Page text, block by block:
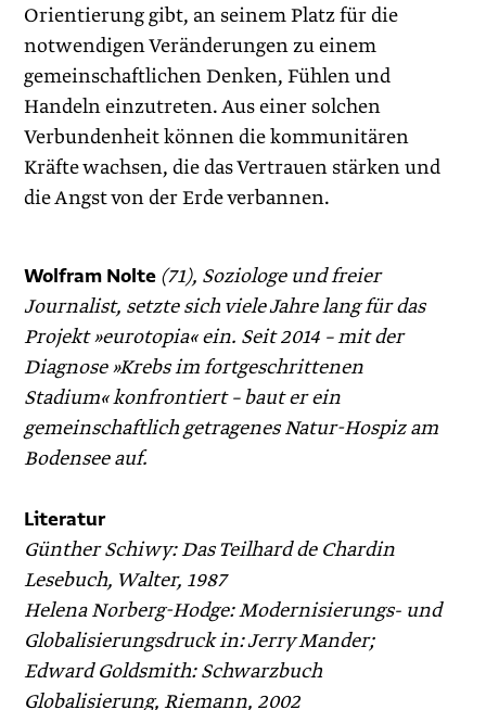
Orientierung gibt, an seinem Platz für die
notwendigen Veränderungen zu einem
gemeinschaftlichen Denken, Fühlen und
Handeln einzutreten. Aus einer solchen
Verbundenheit können die kommunitären
Kräfte wachsen, die das Vertrauen stärken und
die Angst von der Erde verbannen.
Wolfram Nolte (71), Soziologe und freier
Journalist, setzte sich viele Jahre lang für das
Projekt »eurotopia« ein. Seit 2014 – mit der
Diagnose »Krebs im fortgeschrittenen
Stadium« konfrontiert – baut er ein
gemeinschaftlich getragenes Natur-Hospiz am
Bodensee auf.
Literatur
Günther Schiwy: Das Teilhard de Chardin
Lesebuch, Walter, 1987
­Helena Norberg-Hodge: Modernisierungs- und
Globalisierungsdruck in: Jerry Mander;
Edward Goldsmith: Schwarzbuch
Globalisierung, Riemann, 2002